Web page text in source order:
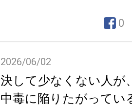
0
2026/06/02
決して少なくない人が
中毒に陥りたがってい